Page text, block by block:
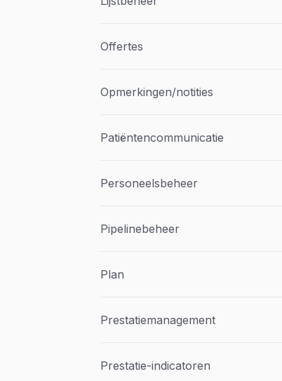
Offertes
Opmerkingen/notities
Patiëntencommunicatie
Personeelsbeheer
Pipelinebeheer
Plan
Prestatiemanagement
Prestatie-indicatoren